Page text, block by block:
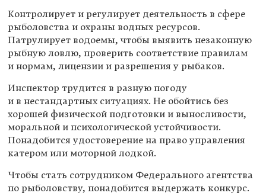
Контролирует и регулирует деятельность в сфере
рыболовства и охраны водных ресурсов.
Патрулирует водоемы, чтобы выявить незаконную
рыбную ловлю, проверить соответствие правилам
и нормам, лицензии и разрешения у рыбаков.
Инспектор трудится в разную погоду
и в нестандартных ситуациях. Не обойтись без
хорошей физической подготовки и выносливости,
моральной и психологической устойчивости.
Понадобится удостоверение на право управления
катером или моторной лодкой.
Чтобы стать сотрудником Федерального агентства
по рыболовству, понадобится выдержать конкурс.